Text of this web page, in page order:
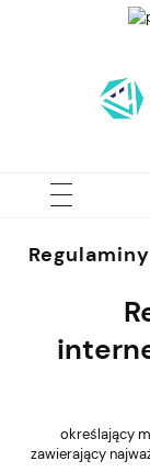
Regulaminy
określający
zawierający